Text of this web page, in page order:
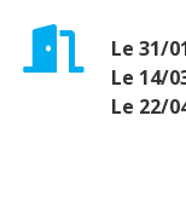
Le 31/
Le 14/
Le 22/